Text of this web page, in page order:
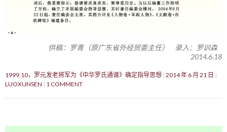
供稿：罗青（原广东省外经贸委主任） 录入：罗训森
2014.6.18
1999.10，罗元发老将军为《中华罗氏通谱》确定指导思想 2014 年 6 月 21 日
LUOXUNSEN
1 COMMENT